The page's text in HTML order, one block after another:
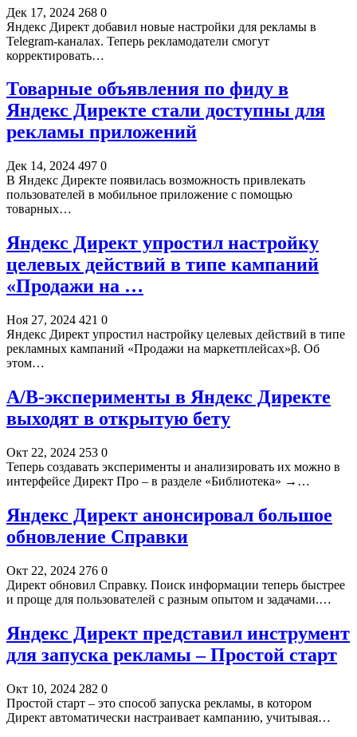
Дек 17, 2024 268 0
Яндекс Директ добавил новые настройки для рекламы в
Telegram-каналах. Теперь рекламодатели смогут
корректировать…
Товарные объявления по фиду в
Яндекс Директе стали доступны для
рекламы приложений
Дек 14, 2024 497 0
В Яндекс Директе появилась возможность привлекать
пользователей в мобильное приложение с помощью
товарных…
Яндекс Директ упростил настройку
целевых действий в типе кампаний
«Продажи на …
Ноя 27, 2024 421 0
Яндекс Директ упростил настройку целевых действий в типе
рекламных кампаний «Продажи на маркетплейсах»β. Об
этом…
A/B-эксперименты в Яндекс Директе
выходят в открытую бету
Окт 22, 2024 253 0
Теперь создавать эксперименты и анализировать их можно в
интерфейсе Директ Про – в разделе «Библиотека» →…
Яндекс Директ анонсировал большое
обновление Справки
Окт 22, 2024 276 0
Директ обновил Справку. Поиск информации теперь быстрее
и проще для пользователей с разным опытом и задачами.…
Яндекс Директ представил инструмент
для запуска рекламы – Простой старт
Окт 10, 2024 282 0
Простой старт – это способ запуска рекламы, в котором
Директ автоматически настраивает кампанию, учитывая…